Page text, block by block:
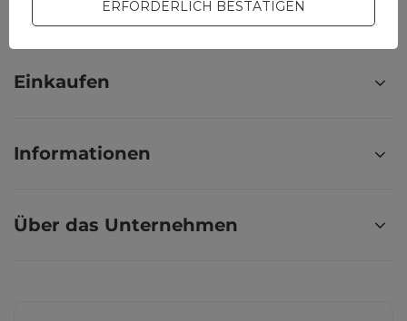
Meine Bestellung
Einkaufen
Informationen
Über das Unternehmen
ERFORDERLICH BESTÄTIGEN